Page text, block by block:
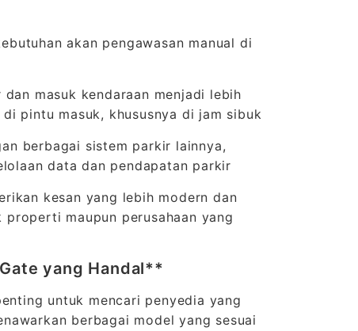
akan pengawasan manual di
masuk kendaraan menjadi lebih
pintu masuk, khususnya di jam sibuk
berbagai sistem parkir lainnya,
data dan pendapatan parkir
kesan yang lebih modern dan
maupun perusahaan yang
yang Handal**
untuk mencari penyedia yang
berbagai model yang sesuai